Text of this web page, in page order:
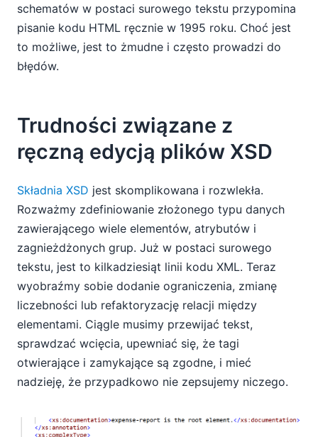
schematów w postaci surowego tekstu przypomina
pisanie kodu HTML ręcznie w 1995 roku. Choć jest
to możliwe, jest to żmudne i często prowadzi do
błędów.
Trudności związane z
ręczną edycją plików XSD
Składnia XSD jest skomplikowana i rozwlekła.
Rozważmy zdefiniowanie złożonego typu danych
zawierającego wiele elementów, atrybutów i
zagnieżdżonych grup. Już w postaci surowego
tekstu, jest to kilkadziesiąt linii kodu XML. Teraz
wyobraźmy sobie dodanie ograniczenia, zmianę
liczebności lub refaktoryzację relacji między
elementami. Ciągle musimy przewijać tekst,
sprawdzać wcięcia, upewniać się, że tagi
otwierające i zamykające są zgodne, i mieć
nadzieję, że przypadkowo nie zepsujemy niczego.